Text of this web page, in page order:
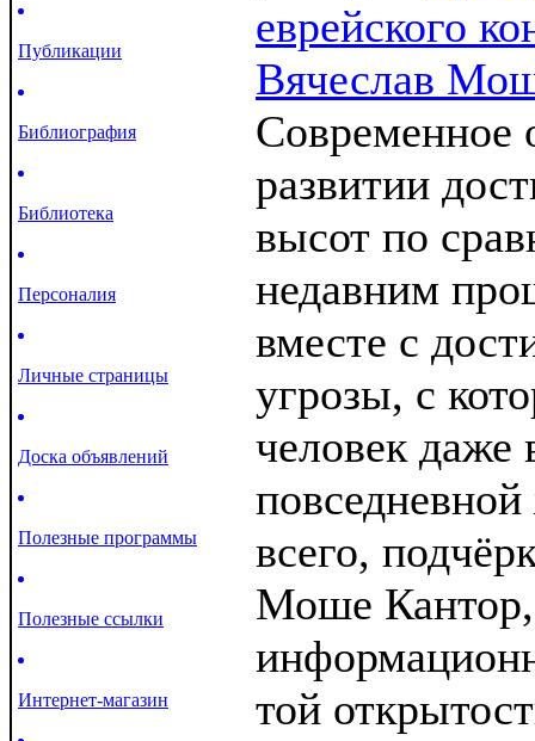
Публикации
Библиография
Библиотека
Персоналия
Личные страницы
Доска объявлений
Полезные программы
Полезные ссылки
Интернет-магазин
еврейского
Вячеслав
Современное
развитии
высот по
недавним
вместе с
угрозы, с
человек даже
всего,
Моше Кантор,
той